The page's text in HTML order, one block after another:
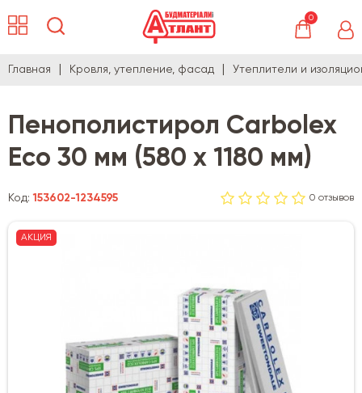
0
Главная Кровля, утепление, фасад Утеплители и
Пенополистирол Carbolex
Eco 30 мм (580 х 1180 мм)
Код:153602-1234595 0 отзывов
АКЦИЯ